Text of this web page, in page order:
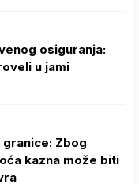
osiguranja:
u jami
Zbog
kazna može biti